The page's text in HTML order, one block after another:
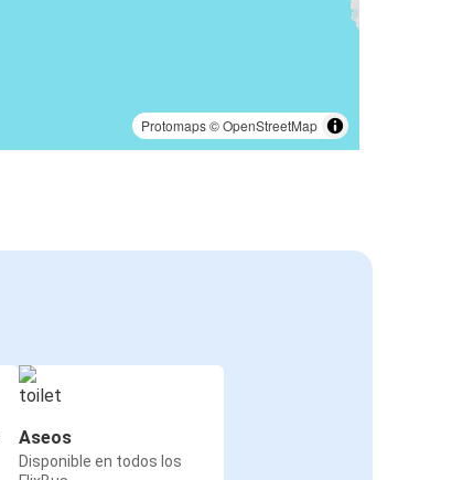
Protomaps©OpenStreetMap
Aseos
Disponible en todos los